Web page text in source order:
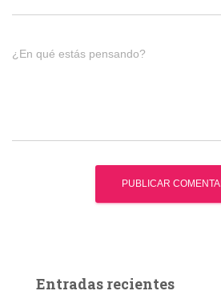
¿En qué estás pensando?
Entradas recientes